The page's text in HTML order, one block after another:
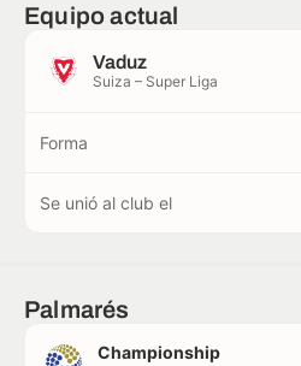
Equipo actual
Vaduz
Suiza – Super Liga
Forma
Se unió al club el
Palmarés
Championship